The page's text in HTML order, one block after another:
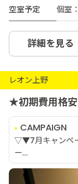
空室予定
個室
詳細を見る
レオン上野
★初期費用格
CAMPAIGN
▽▼7月キャンペ
ー...